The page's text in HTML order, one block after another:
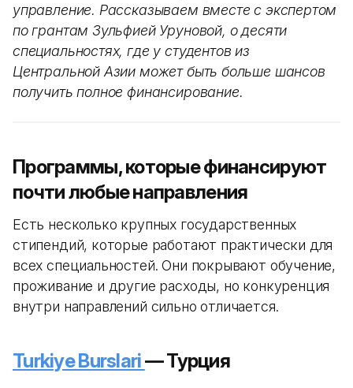
управление. Рассказываем вместе с экспертом
по грантам Зульфией Уруновой, о десяти
специальностях, где у студентов из
Центральной Азии может быть больше шансов
получить полное финансирование.
Программы, которые финансируют
почти любые направления
Есть несколько крупных государственных
стипендий, которые работают практически для
всех специальностей. Они покрывают обучение,
проживание и другие расходы, но конкуренция
внутри направлений сильно отличается.
Turkiye Burslari— Турция